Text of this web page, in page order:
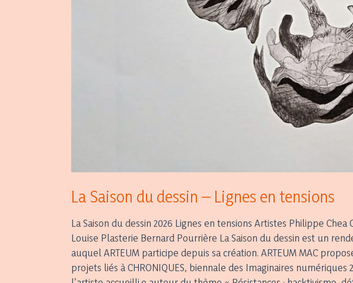
La Saison du dessin – Lignes en tensions
La Saison du dessin 2026 Lignes en tensions Artistes Philippe
Louise Plasterie Bernard Pourrière La Saison du dessin est un
auquel ARTEUM participe depuis sa création. ARTEUM MAC
projets liés à CHRONIQUES, biennale des Imaginaires numériques